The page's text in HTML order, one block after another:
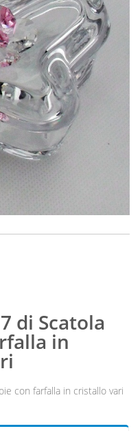
di Scatola
in
con farfalla in cristallo vari